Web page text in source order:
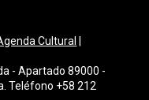
Cultural
- Apartado 89000 -
Teléfono +58 212